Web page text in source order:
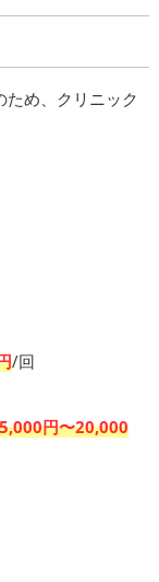
ため、クリニック
/回
円〜20,000